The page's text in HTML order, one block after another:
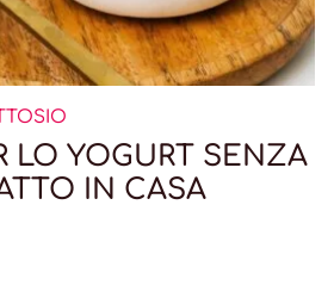
LO YOGURT SENZA
IN CASA